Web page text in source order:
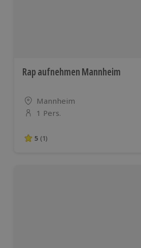
Rap aufnehmen Mannheim
Standort
Mannheim
Anzahl der Teilnehmer
1 Pers.
5 von 5 Sternen basierend auf
5 (1)